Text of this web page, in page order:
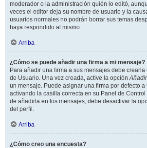
moderador o la administración quién lo editó,
veces el editor deja su nombre de usuario y la
usuarios normales no podrán borrar sus temas
haya respondido al mismo.
Arriba
¿Cómo se puede añadir una firma a mi mensaje?
Para añadir una firma a sus mensajes debe crearla
de Usuario. Una vez creada, active la opción
un mensaje. Puede asignar una firma por defecto
activando la casilla correcta en su Panel de
de añadirla en los mensajes, debe desactivar la
del perfil.
Arriba
¿Cómo creo una encuesta?